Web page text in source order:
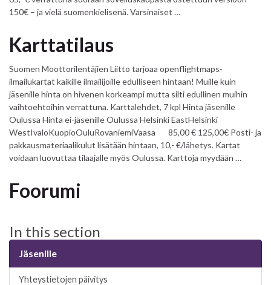
150€ – ja vielä suomenkielisenä. Varsinaiset …
Karttatilaus
Suomen Moottorilentäjien Liitto tarjoaa openflightmaps-
ilmailukartat kaikille ilmailijoille edulliseen hintaan! Muille kuin
jäsenille hinta on hivenen korkeampi mutta silti edullinen muihin
vaihtoehtoihin verrattuna. Karttalehdet, 7 kpl Hinta jäsenille
Oulussa Hinta ei-jäsenille Oulussa Helsinki EastHelsinki
WestIvaloKuopioOuluRovaniemiVaasa 85,00 € 125,00€ Posti- ja
pakkausmateriaalikulut lisätään hintaan, 10,- €/lähetys. Kartat
voidaan luovuttaa tilaajalle myös Oulussa. Karttoja myydään …
Foorumi
In this section
Jäsenille
Yhteystietojen päivitys